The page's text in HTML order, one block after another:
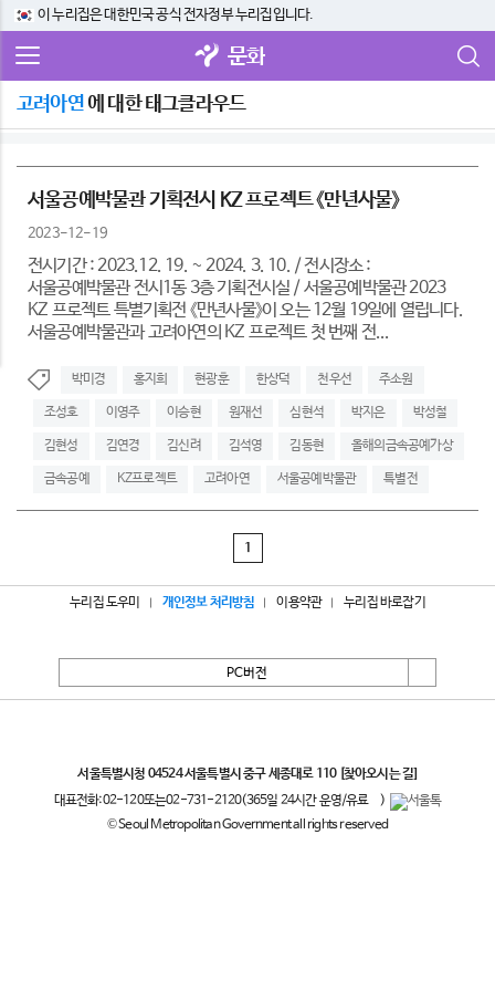
이 누리집은 대한민국 공식 전자정부 누리집입니다.
문화
고려아연에 대한 태그클라우드
서울공예박물관 기획전시 KZ 프로젝트 《만년사물》
2023-12-19
전시기간 : 2023.12. 19. ~ 2024. 3. 10. / 전시장소 :
서울공예박물관 전시1동 3층 기획전시실 / 서울공예박물관 2023
KZ 프로젝트 특별기획전 《만년사물》이 오는 12월 19일에 열립니다.
서울공예박물관과 고려아연의 KZ 프로젝트 첫 번째 전...
박미경 홍지희 현광훈 한상덕 천우선 주소원
조성호 이영주 이승현 원재선 심현석 박지은 박성철
김현성 김연경 김신려 김석영 김동현 올해의금속공예가상
금속공예 KZ프로젝트 고려아연 서울공예박물관 특별전
1
누리집 도우미 개인정보 처리방침 이용약관 누리집 바로잡기
PC버전
서울특별시청 04524 서울특별시 중구 세종대로 110 [찾아오시는 길]
대표전화:02-120또는02-731-2120(365일 24시간 운영/유료
)
© Seoul Metropolitan Government all rights reserved